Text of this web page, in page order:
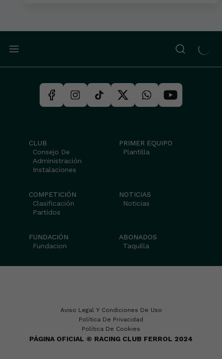
CLUB
Consejo De
Administración
Instalaciones
PRIMER EQUIPO
Plantilla
COMPETICIÓN
Clasificación
Partidos
NOTICIAS
Noticias
FUNDACIÓN
Fundacion
ABONADOS
Taquilla
Aviso Legal Y Condiciones De Uso
Política De Privacidad
Política De Cookies
PÁGINA OFICIAL © RACING CLUB FERROL 2024